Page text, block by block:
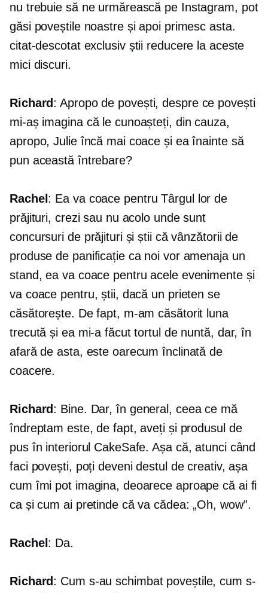
nu trebuie să ne urmărească pe Instagram, pot
găsi poveștile noastre și apoi primesc asta.
citat-descotatexclusiv știi reducere la aceste
mici discuri.
Richard: Apropo de povești, despre ce povești
mi-aș imagina că le cunoașteți, din cauza,
apropo, Julie încă mai coace și ea înainte să
pun această întrebare?
Rachel : Ea va coace pentru Târgul lor de
prăjituri, crezi sau nu acolo unde sunt
concursuri de prăjituri și știi că vânzătorii de
produse de panificație ca noi vor amenaja un
stand, ea va coace pentru acele evenimente și
va coace pentru, știi, dacă un prieten se
căsătorește. De fapt, m-am căsătorit luna
trecută și ea mi-a făcut tortul de nuntă, dar, în
afară de asta, este oarecum înclinată de
coacere.
Richard: Bine. Dar, în general, ceea ce mă
îndreptam este, de fapt, aveți și produsul de
pus în interiorul CakeSafe. Așa că, atunci când
faci povești, poți deveni destul de creativ, așa
cum îmi pot imagina, deoarece aproape că ai fi
ca și cum ai pretinde că va cădea: „Oh, wow”.
Rachel : Da.
Richard: Cum s-au schimbat poveștile, cum s-